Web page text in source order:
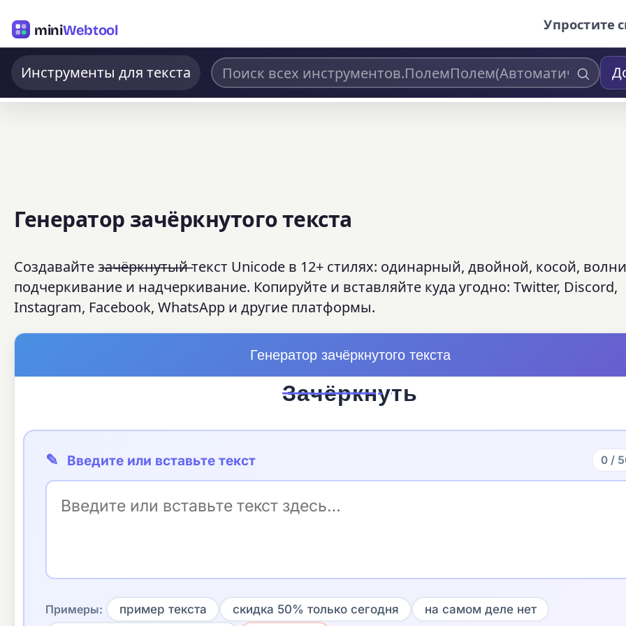
miniWebtool Упростите
Инструменты для текста
Генератор зачёркнутого текста
Создавайте з̶а̶ч̶ё̶р̶к̶н̶у̶т̶ы̶й̶ текст Unicode в 12+ стилях: одинарный, двойной, косой,
подчеркивание и надчеркивание. Копируйте и вставляйте куда угодно: Twitter, Discord,
Instagram, Facebook, WhatsApp и другие платформы.
Генератор зачёркнутого текста
Зачёркнуть
✎ Введите или вставьте текст 0 /
Примеры: пример текста скидка 50% только сегодня на самом деле нет